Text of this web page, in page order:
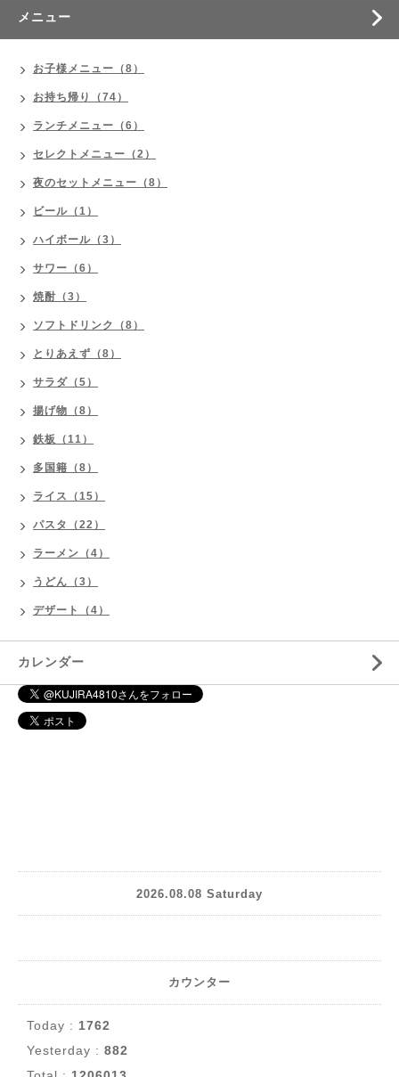
メニュー
お子様メニュー（8）
お持ち帰り（74）
ランチメニュー（6）
セレクトメニュー（2）
夜のセットメニュー（8）
ビール（1）
ハイボール（3）
サワー（6）
焼酎（3）
ソフトドリンク（8）
とりあえず（8）
サラダ（5）
揚げ物（8）
鉄板（11）
多国籍（8）
ライス（15）
パスタ（22）
ラーメン（4）
うどん（3）
デザート（4）
カレンダー
2026.08.08 Saturday
カウンター
Today : 1762
Yesterday : 882